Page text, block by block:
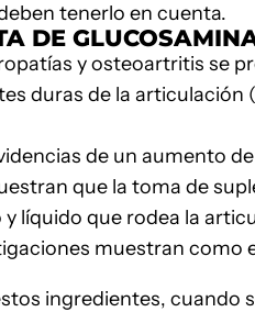
tenerlo en cuenta.
DE
y osteoartritis se
duras de la
de un aumento
que la toma de
líquido que rodea la
muestran como
ingredientes, cuando